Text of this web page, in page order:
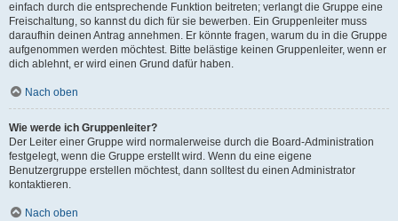
einfach durch die entsprechende Funktion beitreten; verlangt die Gruppe eine
Freischaltung, so kannst du dich für sie bewerben. Ein Gruppenleiter muss
daraufhin deinen Antrag annehmen. Er könnte fragen, warum du in die Gruppe
aufgenommen werden möchtest. Bitte belästige keinen Gruppenleiter, wenn er
dich ablehnt, er wird einen Grund dafür haben.
Nach oben
Wie werde ich Gruppenleiter?
Der Leiter einer Gruppe wird normalerweise durch die Board-Administration
festgelegt, wenn die Gruppe erstellt wird. Wenn du eine eigene
Benutzergruppe erstellen möchtest, dann solltest du einen Administrator
kontaktieren.
Nach oben